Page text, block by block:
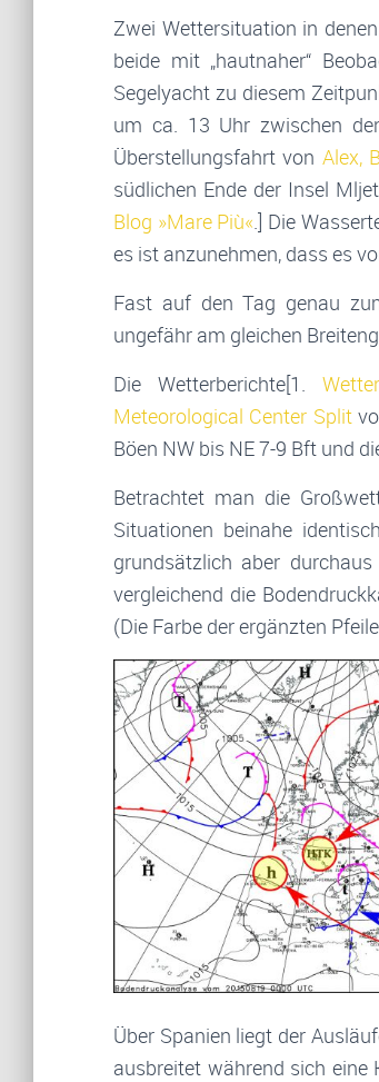
Zwei Wettersituation in
beide mit „hautnaher“
Segelyacht zu diesem
um ca. 13 Uhr zwischen
Überstellungsfahrt von Alex,
südlichen Ende der Insel
Blog »Mare Più«.] Die
es ist anzunehmen, dass es
Fast auf den Tag genau
ungefähr am gleichen
Die Wetterberichte[1.
Meteorological Center Split
Böen NW bis NE 7-9 Bft und
Betrachtet man die
Situationen beinahe
grundsätzlich aber
vergleichend die
(Die Farbe der ergänzten
Über Spanien liegt der
ausbreitet während sich